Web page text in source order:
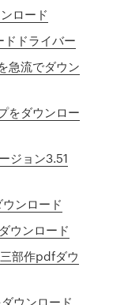
ロード
ドライバー
急流でダウン
をダウンロー
ジョン3.51
ンロード
ウンロード
部作pdfダウ
ウンロード